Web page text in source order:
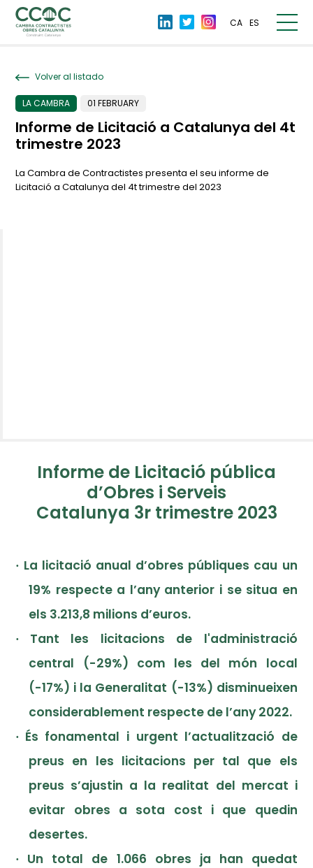
CA ES
Volver al listado
LA CAMBRA 01 FEBRUARY
Informe de Licitació a Catalunya del 4t
trimestre 2023
La Cambra de Contractistes presenta el seu informe de
Licitació a Catalunya del 4t trimestre del 2023
Informe de Licitació pública
d’Obres i Serveis
Catalunya 3r trimestre 2023
· La licitació anual d’obres públiques cau un
19% respecte a l’any anterior i se situa en
els 3.213,8 milions d’euros.
·
Tant les licitacions de l'administració
central (-29%) com les del món local
(-17%) i la Generalitat (-13%) disminueixen
considerablement respecte de l’any 2022.
· És fonamental i urgent l’actualització de
preus en les licitacions per tal que els
preus s’ajustin a la realitat del mercat i
evitar obres a sota cost i que quedin
desertes.
·
Un total de 1.066 obres ja han quedat